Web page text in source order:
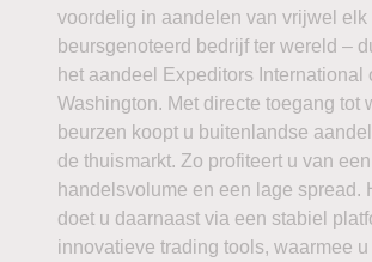
voordelig in aandelen van vrijwel elk
beursgenoteerd bedrijf ter wereld –
het aandeel Expeditors International
Washington. Met directe toegang tot
beurzen koopt u buitenlandse
de thuismarkt. Zo profiteert u van
handelsvolume en een lage spread.
doet u daarnaast via een stabiel
innovatieve trading tools, waarmee